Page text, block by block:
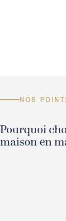
NOS
Pourquoi
maison en